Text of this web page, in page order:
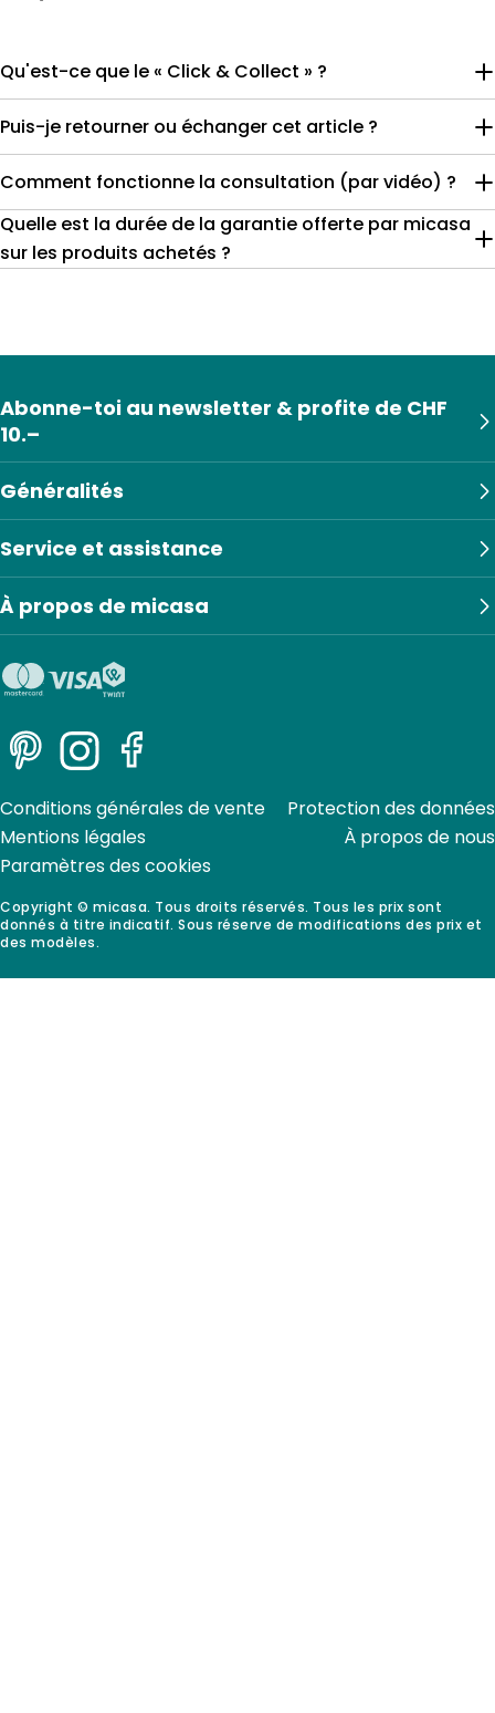
Qu'est-ce que le « Click & Collect » ?
Puis-je retourner ou échanger cet article ?
Comment fonctionne la consultation (par vidéo) ?
Quelle est la durée de la garantie offerte par micasa
sur les produits achetés ?
Généralités
Service et assistance
À propos de micasa
Abonne-toi au newsletter & profite de CHF
10.–
PinterestInstagramFacebook
Copyright © micasa. Tous droits réservés. Tous les prix sont
donnés à titre indicatif. Sous réserve de modifications des prix et
des modèles.
Conditions générales de vente
Protection des données
Mentions légales
À propos de nous
Paramètres des cookies